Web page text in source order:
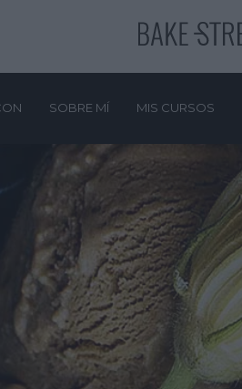
SOBRE MÍ MIS CURSOS